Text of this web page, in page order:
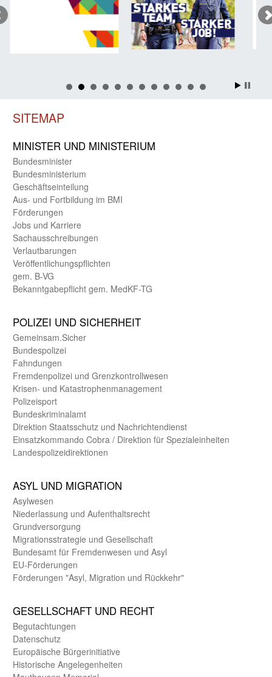
SITEMAP
MINISTER UND MINIST­ERIUM
Bundes­minister
Bundes­ministerium
Geschäfts­einteilung
Aus- und Fortbildung im BMI
Förderungen
Jobs und Karriere
Sachaus­schreibungen
Verlautbarungen
Veröffentlichungspflichten
gem. B-VG
Bekanntgabepflicht gem. MedKF-TG
POLIZEI UND SICHER­HEIT
Gemein­sam.Sicher
Bundes­polizei
Fahndungen
Fremdenpolizei und Grenzkontrollwesen
Krisen- und Katastrophen­management
Polizeisport
Bundes­kriminal­amt
Direktion Staats­schutz und Nach­richten­dienst
Einsatz­kommando Cobra / Direktion für Spezialeinheiten
Landes­polizei­direk­tionen
ASYL UND MIGRA­TION
Asyl­wesen
Nieder­lassung und Aufent­halts­recht
Grund­versorgung
Migrations­strategie und Gesell­schaft
Bundes­amt für Fremden­wesen und Asyl
EU-Förde­rungen
Förderungen "Asyl, Migration und Rückkehr"
GE­SELL­SCHAFT UND RECHT
Begut­achtungen
Daten­schutz
Europäische Bürger­initiative
Historische Angelegen­heiten